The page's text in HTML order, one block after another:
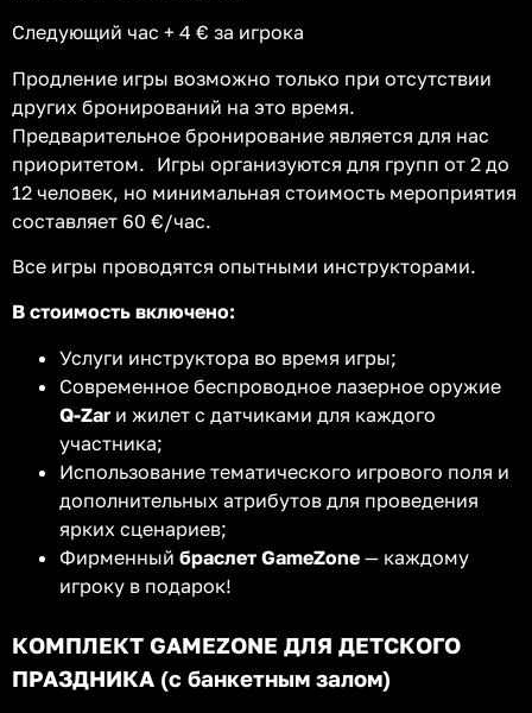
Следующий час + 4 € за игрока
Продление игры возможно только при отсутствии
других бронирований на это время.
Предварительное бронирование является для нас
приоритетом. Игры организуются для групп от 2 до
12 человек, но минимальная стоимость мероприятия
составляет 60 €/час.
Все игры проводятся опытными инструкторами.
В стоимость включено:
Услуги инструктора во время игры;
Современное беспроводное лазерное оружие
Q-Zar и жилет с датчиками для каждого
участника;
Использование тематического игрового поля и
дополнительных атрибутов для проведения
ярких сценариев;
Фирменный браслет GameZone — каждому
игроку в подарок!
КОМПЛЕКТ GAMEZONE ДЛЯ ДЕТСКОГО
ПРАЗДНИКА (с банкетным залом)